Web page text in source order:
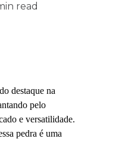
read
destaque na
pelo
e versatilidade.
pedra é uma